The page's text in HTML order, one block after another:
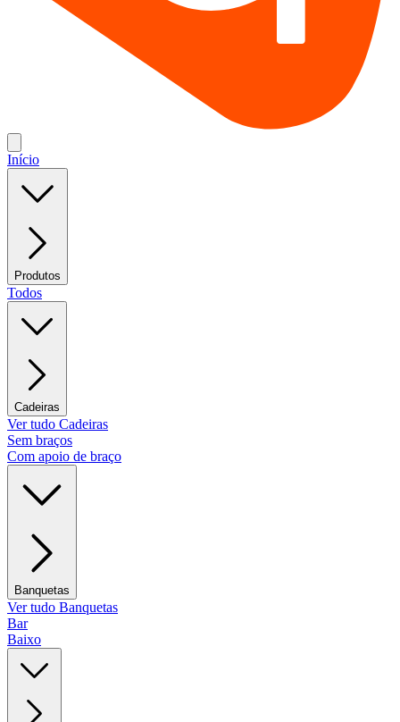
Início
Produtos
Todos
Cadeiras
Ver tudo Cadeiras
Sem braços
Com apoio de braço
Banquetas
Ver tudo Banquetas
Bar
Baixo